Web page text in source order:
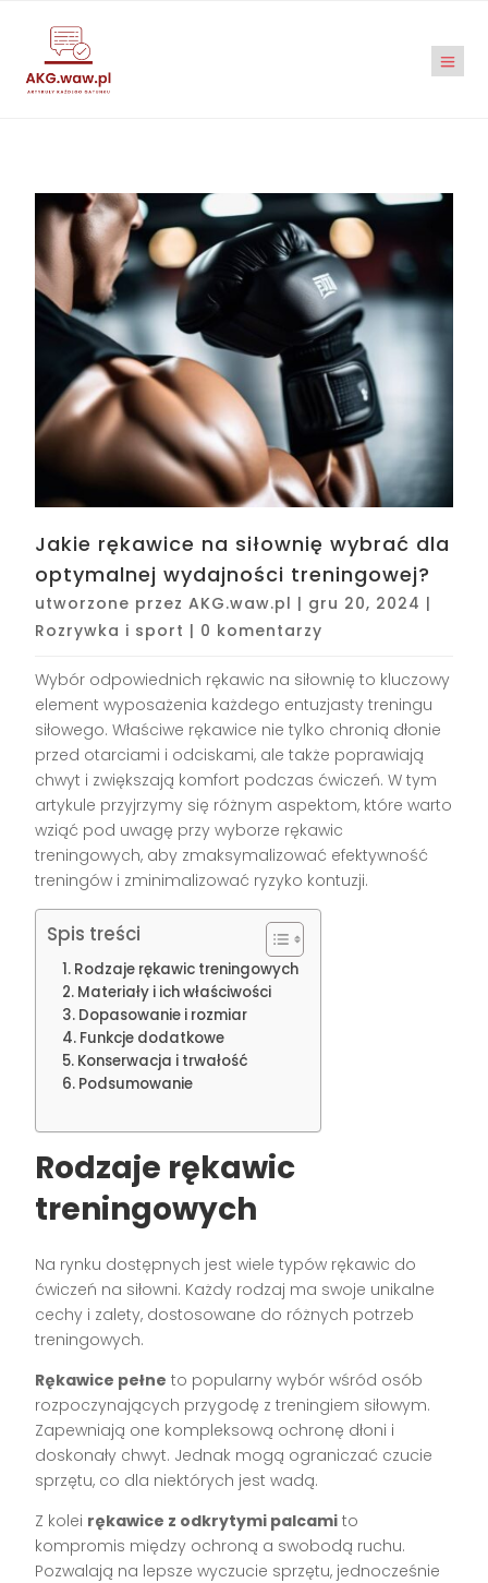
Jakie rękawice na siłownię wybrać dla
optymalnej wydajności treningowej?
utworzone przezAKG.waw.pl | gru 20, 2024 |
Rozrywka i sport | 0 komentarzy
Wybór odpowiednich rękawic na siłownię to kluczowy
element wyposażenia każdego entuzjasty treningu
siłowego. Właściwe rękawice nie tylko chronią dłonie
przed otarciami i odciskami, ale także poprawiają
chwyt i zwiększają komfort podczas ćwiczeń. W tym
artykule przyjrzymy się różnym aspektom, które warto
wziąć pod uwagę przy wyborze rękawic
treningowych, aby zmaksymalizować efektywność
treningów i zminimalizować ryzyko kontuzji.
Spis treści
Rodzaje rękawic treningowych
Materiały i ich właściwości
Dopasowanie i rozmiar
Funkcje dodatkowe
Konserwacja i trwałość
Podsumowanie
Rodzaje rękawic
treningowych
Na rynku dostępnych jest wiele typów rękawic do
ćwiczeń na siłowni. Każdy rodzaj ma swoje unikalne
cechy i zalety, dostosowane do różnych potrzeb
treningowych.
Rękawice pełne to popularny wybór wśród osób
rozpoczynających przygodę z treningiem siłowym.
Zapewniają one kompleksową ochronę dłoni i
doskonały chwyt. Jednak mogą ograniczać czucie
sprzętu, co dla niektórych jest wadą.
Z kolei rękawice z odkrytymi palcami to
kompromis między ochroną a swobodą ruchu.
Pozwalają na lepsze wyczucie sprzętu, jednocześnie